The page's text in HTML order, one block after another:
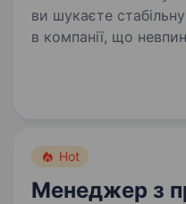
ви шукаєте
в компанії, що
«Мобільна оптика»!
Hot
Менеджер з